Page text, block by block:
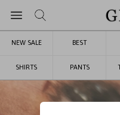
NEW SALE BEST
SHIRTS PANTS